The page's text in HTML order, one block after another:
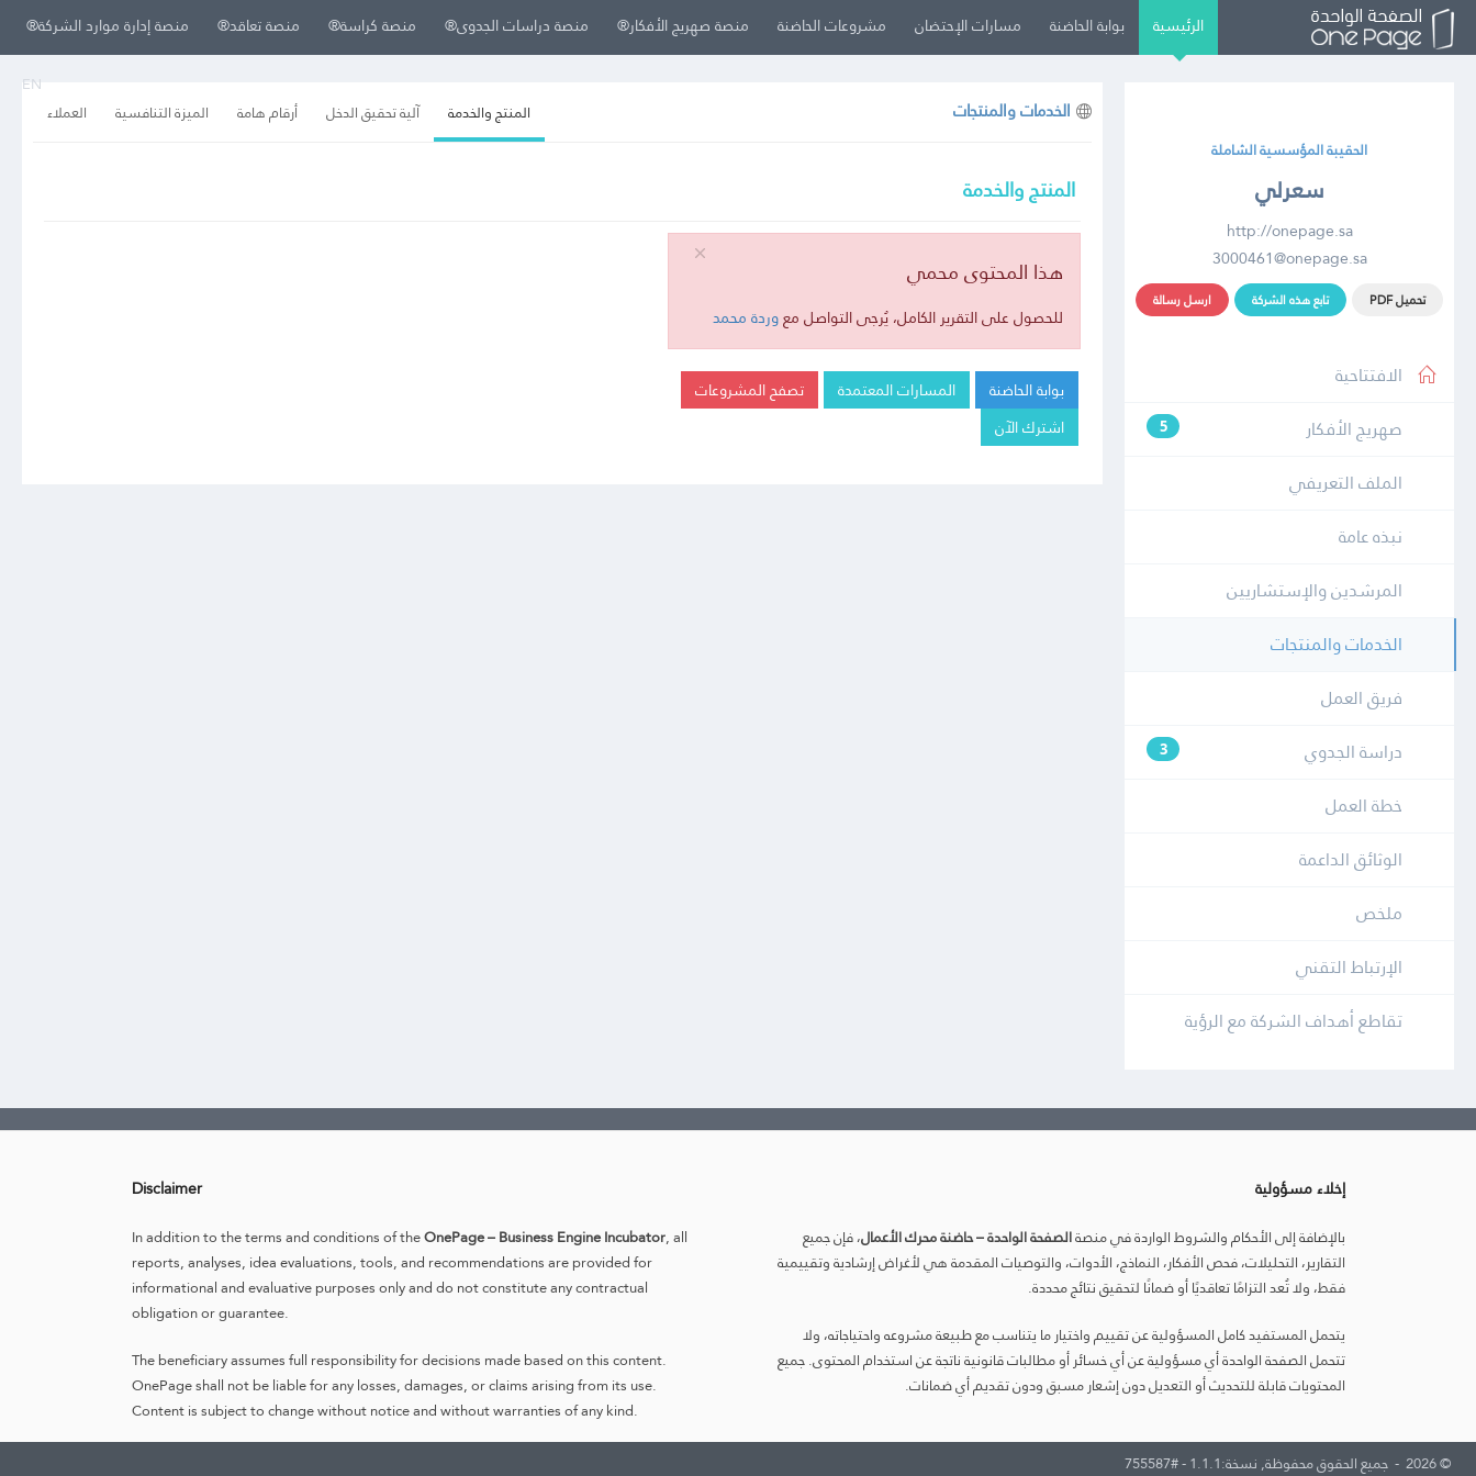
الرئيسية بوابة الحاضنة مسارات الإحتضان مشروعات الحاضنة منصة صهريج الأفكار® منصة دراسات الجدوى® منصة كراسة® منصة تعاقد® منصة إدارة موارد الشركة®
EN
الحقيبة المؤسسية الشاملة
سعرلي
http://onepage.sa
3000461@onepage.sa
تحميل PDF تابع هذه الشركة ارسل رسالة
الافتتاحية
صهريج الأفكار
5
الملف التعريفي
نبذه عامة
المرشدين والإستشاريين
الخدمات والمنتجات
فريق العمل
دراسة الجدوي
3
خطة العمل
الوثائق الداعمة
ملخص
الإرتباط التقني
تقاطع أهداف الشركة مع الرؤية
الخدمات والمنتجات المنتج والخدمة آلية تحقيق الدخل أرقام هامة الميزة التنافسية العملاء
المنتج والخدمة
هذا المحتوى محمي
للحصول على التقرير الكامل، يُرجى التواصل معوردة محمد
بوابة الحاضنة المسارات المعتمدة
تصفح المشروعات
اشترك الآن
إخلاء مسؤولية
بالإضافة إلى الأحكام والشروط الواردة في منصةالصفحة الواحدة – حاضنة محرك الأعمال، فإن جميع
التقارير، التحليلات، فحص الأفكار، النماذج، الأدوات، والتوصيات المقدمة هي لأغراض إرشادية وتقييمية
فقط، ولا تُعد التزامًا تعاقديًا أو ضمانًا لتحقيق نتائج محددة.
يتحمل المستفيد كامل المسؤولية عن تقييم واختيار ما يتناسب مع طبيعة مشروعه واحتياجاته، ولا
تتحمل الصفحة الواحدة أي مسؤولية عن أي خسائر أو مطالبات قانونية ناتجة عن استخدام المحتوى. جميع
المحتويات قابلة للتحديث أو التعديل دون إشعار مسبق ودون تقديم أي ضمانات.
Disclaimer
In addition to the terms and conditions of theOnePage – Business Engine Incubator, all
reports, analyses, idea evaluations, tools, and recommendations are provided for
informational and evaluative purposes only and do not constitute any contractual
obligation or guarantee.
The beneficiary assumes full responsibility for decisions made based on this content.
OnePage shall not be liable for any losses, damages, or claims arising from its use.
Content is subject to change without notice and without warranties of any kind.
© 2026 - جميع الحقوق محفوظة, نسخة:1.1.1 - #755587